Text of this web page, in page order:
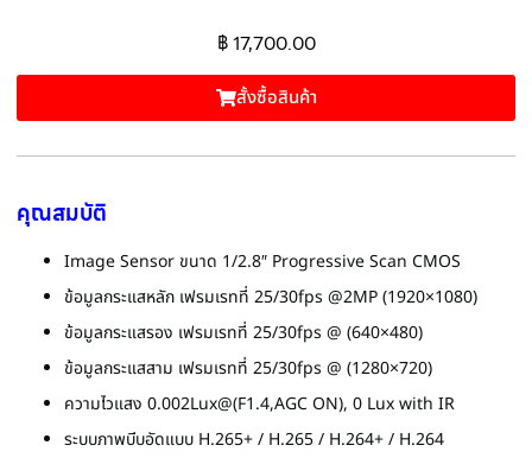
฿17,700.00
สั้งซื้อสินค้า
คุณสมบัติ
Image Sensor ขนาด 1/2.8″ Progressive Scan CMOS
ข้อมูลกระแสหลัก เฟรมเรทที่ 25/30fps @2MP (1920×1080)
ข้อมูลกระแสรอง เฟรมเรทที่ 25/30fps @ (640×480)
ข้อมูลกระแสสาม เฟรมเรทที่ 25/30fps @ (1280×720)
ความไวแสง 0.002Lux@(F1.4,AGC ON), 0 Lux with IR
ระบบภาพบีบอัดแบบ H.265+ / H.265 / H.264+ / H.264